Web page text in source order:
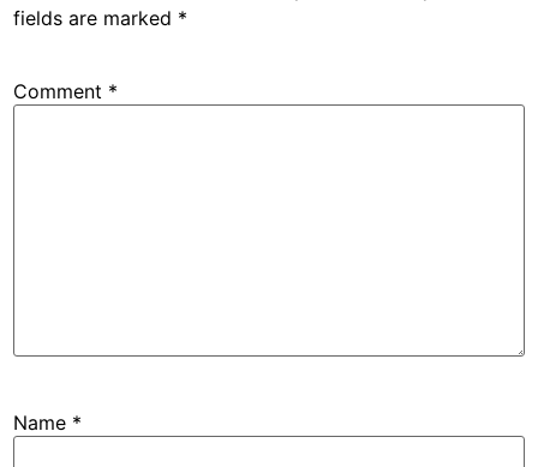
fields are marked *
Comment *
Name *